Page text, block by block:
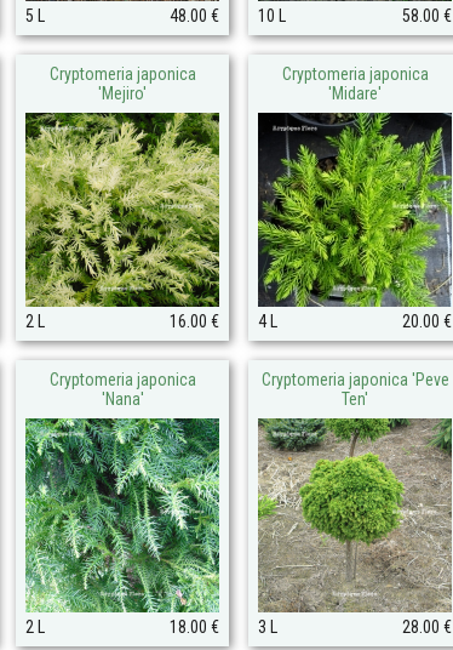
5 L 48.00 € 10 L 58.00 €
Cryptomeria japonica
'Mejiro'
2 L 16.00 €
Cryptomeria japonica
'Midare'
4 L 20.00 €
Cryptomeria japonica
'Nana'
2 L 18.00 €
Cryptomeria japonica 'Peve
Ten'
3 L 28.00 €